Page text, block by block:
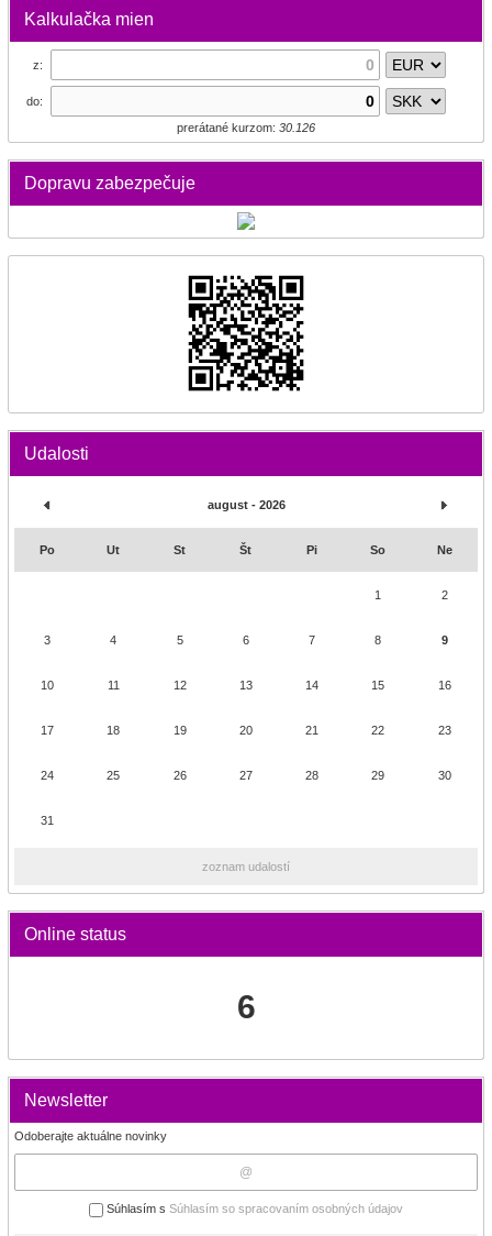
Kalkulačka mien
z:
do:
prerátané kurzom: 30.126
Dopravu zabezpečuje
Udalosti
august - 2026
Po Ut St Št Pi So Ne
1 2
3 4 5 6 7 8 9
10 11 12 13 14 15 16
17 18 19 20 21 22 23
24 25 26 27 28 29 30
31
zoznam udalostí
Online status
6
Newsletter
Odoberajte aktuálne novinky
Súhlasím s Súhlasím so spracovaním osobných údajov